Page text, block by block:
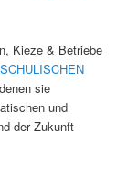
Kieze & Betriebe
sie
und
der Zukunft